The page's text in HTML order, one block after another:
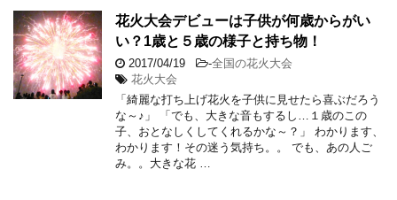
花火大会デビューは子供が何歳からがい
い？1歳と５歳の様子と持ち物！
2017/04/19 -全国の花火大会
花火大会
「綺麗な打ち上げ花火を子供に見せたら喜ぶだろう
な～♪」 「でも、大きな音もするし…１歳のこの
子、おとなしくしてくれるかな～？」 わかります、
わかります！その迷う気持ち。。 でも、あの人ご
み。。大きな花 …